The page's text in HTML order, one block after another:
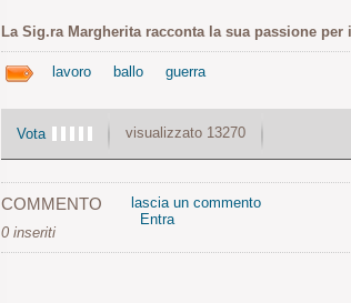
La Sig.ra Margherita racconta la sua passione
lavoro ballo guerra
Vota visualizzato 13270
COMMENTO
0 inseriti
lascia un commento
Entra